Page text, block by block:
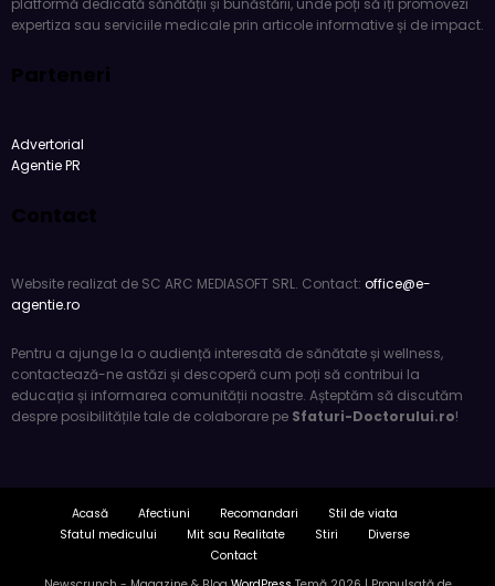
Parteneri
Contact
Pentru a ajunge la o audiență interesată de sănătate și wellness,
educația și informarea comunității noastre. Așteptăm să discutăm
despre posibilitățile tale de colaborare pe Sfaturi-Doctorului.ro
Sfatul medicului
Mit sau Realitate Stiri
Diverse
Contact
Newscrunch - Magazine & Blog WordPress
Temă 2026 | Propulsată de
SpiceThemes